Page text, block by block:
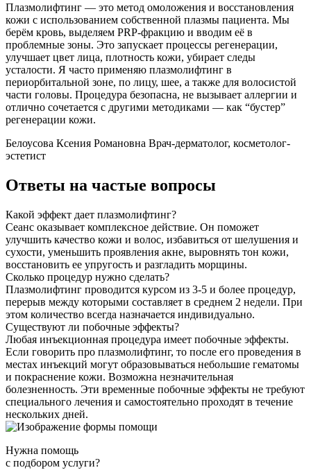
Плазмолифтинг — это метод омоложения и восстановления
кожи с использованием собственной плазмы пациента. Мы
берём кровь, выделяем PRP-фракцию и вводим её в
проблемные зоны. Это запускает процессы регенерации,
улучшает цвет лица, плотность кожи, убирает следы
усталости. Я часто применяю плазмолифтинг в
периорбитальной зоне, по лицу, шее, а также для волосистой
части головы. Процедура безопасна, не вызывает аллергии и
отлично сочетается с другими методиками — как “бустер”
регенерации кожи.
Белоусова Ксения Романовна Врач-дерматолог, косметолог-
эстетист
Ответы на частые вопросы
Какой эффект дает плазмолифтинг?
Сеанс оказывает комплексное действие. Он поможет
улучшить качество кожи и волос, избавиться от шелушения и
сухости, уменьшить проявления акне, выровнять тон кожи,
восстановить ее упругость и разгладить морщины.
Сколько процедур нужно сделать?
Плазмолифтинг проводится курсом из 3-5 и более процедур,
перерыв между которыми составляет в среднем 2 недели. При
этом количество всегда назначается индивидуально.
Существуют ли побочные эффекты?
Любая инъекционная процедура имеет побочные эффекты.
Если говорить про плазмолифтинг, то после его проведения в
местах инъекций могут образовываться небольшие гематомы
и покраснение кожи. Возможна незначительная
болезненность. Эти временные побочные эффекты не требуют
специального лечения и самостоятельно проходят в течение
нескольких дней.
Нужна помощь
с подбором услуги?